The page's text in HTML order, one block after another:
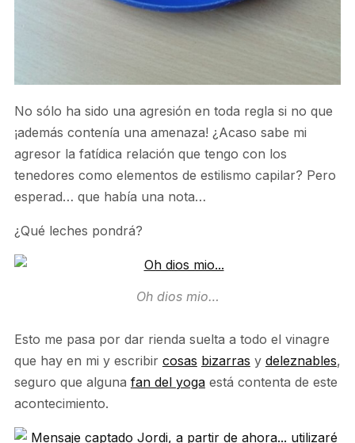
No sólo ha sido una agresión en toda regla si no que
¡además contenía una amenaza! ¿Acaso sabe mi
agresor la fatídica relación que tengo con los
tenedores como elementos de estilismo capilar? Pero
esperad… que había una nota…
¿Qué leches pondrá?
Oh dios mio…
Esto me pasa por dar rienda suelta a todo el vinagre
que hay en mi y escribir cosas bizarras y deleznables,
seguro que alguna fan del yogaestá contenta de este
acontecimiento.